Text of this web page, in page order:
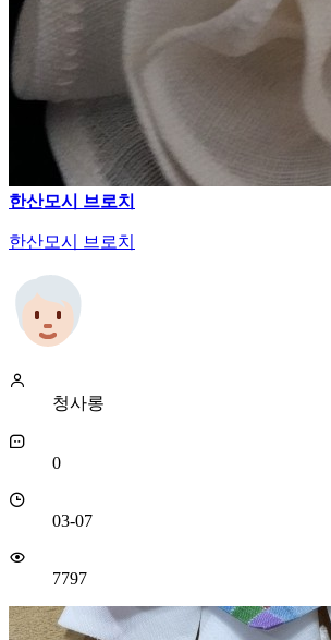
한산모시 브로치
한산모시 브로치
청사롱
0
03-07
7797